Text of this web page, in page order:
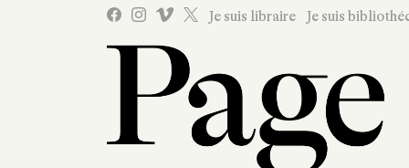
Je suis libraire Je suis